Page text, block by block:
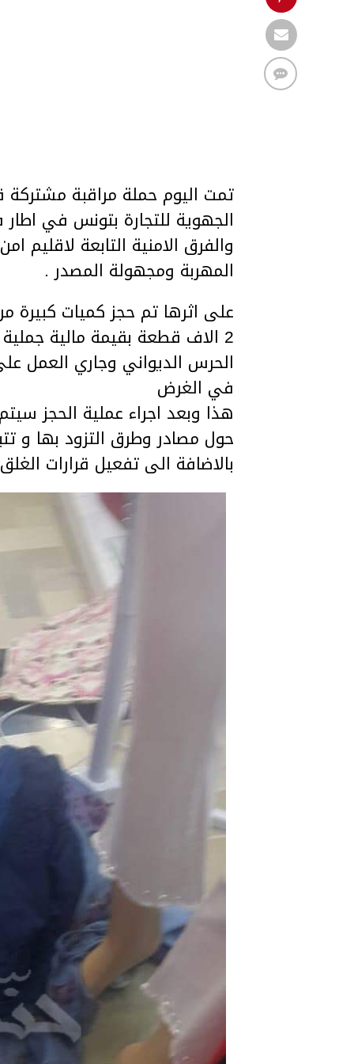
تمت اليوم حملة مراقبة مشتركة
الجهوية للتجارة بتونس في
والفرق الامنية التابعة
المهربة ومجهولة المصدر .
على اثرها تم حجز كميات كبيرة
الحرس الديواني وجاري العمل
في الغرض
هذا وبعد اجراء عملية الحجز
حول مصادر وطرق التزود بها و
بالاضافة الى تفعيل قرارات